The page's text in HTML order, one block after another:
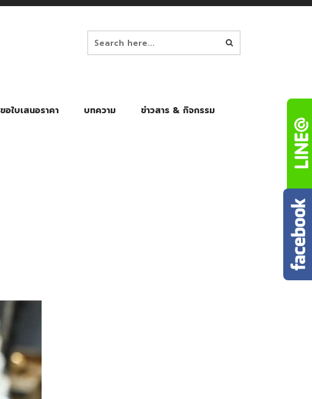
ขอใบเสนอราคา บทความ ข่าวสาร & กิจกรรม